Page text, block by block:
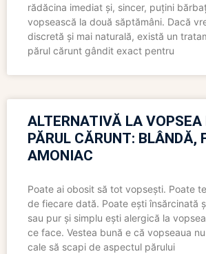
rădăcina imediat și, sincer, puțini
vopsească la două săptămâni. Dacă
discretă și mai naturală, există un
părul cărunt gândit exact pentru
ALTERNATIVĂ LA VOPSEA
PĂRUL CĂRUNT: BLÂNDĂ,
AMONIAC
Poate ai obosit să tot vopsești. Poate
de fiecare dată. Poate ești însărcinată
sau pur și simplu ești alergică la
ce face. Vestea bună e că vopseaua
cale să scapi de aspectul părului